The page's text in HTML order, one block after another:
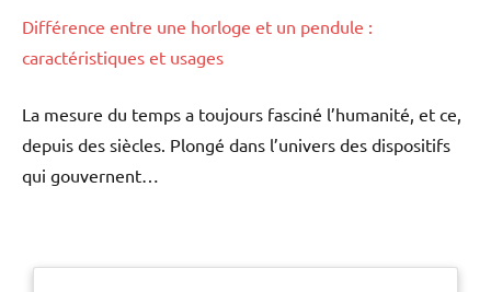
Différence entre une horloge et un pendule :
caractéristiques et usages
La mesure du temps a toujours fasciné l’humanité, et ce,
depuis des siècles. Plongé dans l’univers des dispositifs
qui gouvernent…